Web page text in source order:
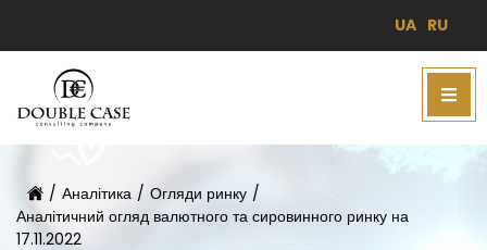
UA RU
/ Аналітика / Огляди ринку /
Аналітичний огляд валютного та сировинного ринку на
17.11.2022